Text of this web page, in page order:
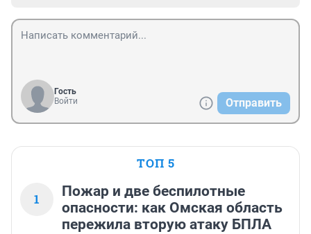
Гость
Войти
Отправить
ТОП 5
1
Пожар и две беспилотные
опасности: как Омская область
пережила вторую атаку БПЛА